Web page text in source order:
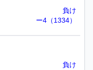
負け
ー4（1334）
負け